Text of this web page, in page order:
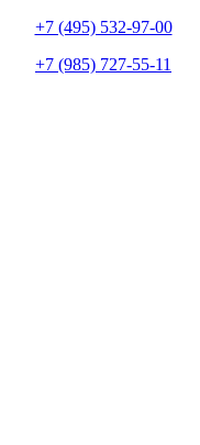
+7 (495) 532-97-00
+7 (985) 727-55-11